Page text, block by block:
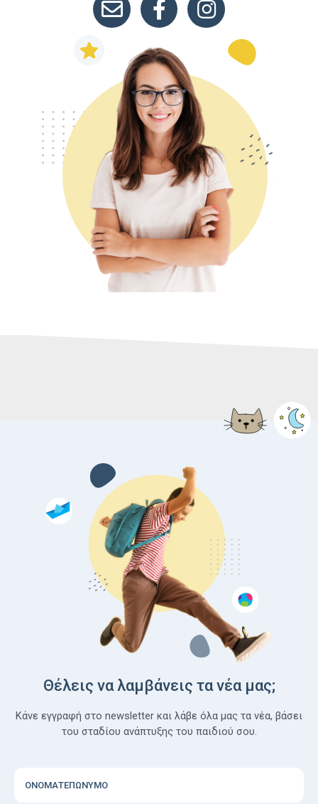
Θέλεις να λαμβάνεις τα νέα μας;
Κάνε εγγραφή στο newsletter και λάβε όλα μας τα νέα, βάσει
του σταδίου ανάπτυξης του παιδιού σου.
ΟΝΟΜΑΤΕΠΩΝΥΜΟ